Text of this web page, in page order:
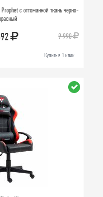
с оттоманкой ткань черно-
9 990
Купить в 1 клик